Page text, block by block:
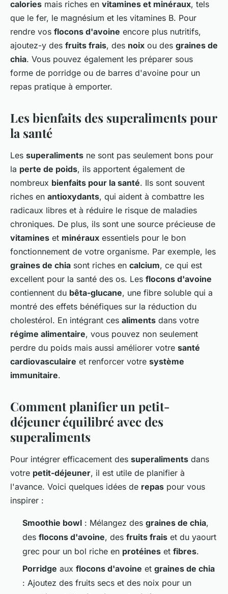
calories mais riches en vitamines et minéraux, tels
que le fer, le magnésium et les vitamines B. Pour
rendre vos flocons d'avoine encore plus nutritifs,
ajoutez-y des fruits frais, des noix ou des graines de
chia. Vous pouvez également les préparer sous
forme de porridge ou de barres d'avoine pour un
repas pratique à emporter.
Les bienfaits des superaliments pour
la santé
Les superaliments ne sont pas seulement bons pour
la perte de poids, ils apportent également de
nombreux bienfaits pour la santé. Ils sont souvent
riches en antioxydants, qui aident à combattre les
radicaux libres et à réduire le risque de maladies
chroniques. De plus, ils sont une source précieuse de
vitamines et minéraux essentiels pour le bon
fonctionnement de votre organisme. Par exemple, les
graines de chia sont riches en calcium, ce qui est
excellent pour la santé des os. Les flocons d'avoine
contiennent du bêta-glucane, une fibre soluble qui a
montré des effets bénéfiques sur la réduction du
cholestérol. En intégrant ces aliments dans votre
régime alimentaire, vous pouvez non seulement
perdre du poids mais aussi améliorer votre santé
cardiovasculaire et renforcer votre système
immunitaire.
Comment planifier un petit-
déjeuner équilibré avec des
superaliments
Pour intégrer efficacement des superaliments dans
votre petit-déjeuner, il est utile de planifier à
l'avance. Voici quelques idées de repas pour vous
inspirer :
Smoothie bowl : Mélangez des graines de chia,
des flocons d'avoine, des fruits frais et du yaourt
grec pour un bol riche en protéines et fibres.
Porridge aux flocons d'avoine et graines de chia
: Ajoutez des fruits secs et des noix pour un